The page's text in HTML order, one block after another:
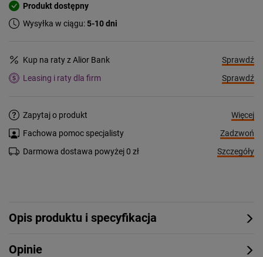
Produkt dostępny
Wysyłka w ciągu:5-10 dni
Kup na raty z Alior Bank
Sprawdź
Leasing i raty dla firm
Sprawdź
Zapytaj o produkt
Więcej
Fachowa pomoc specjalisty
Zadzwoń
Darmowa dostawa powyżej 0 zł
Szczegóły
Opis produktu i specyfikacja
Opinie